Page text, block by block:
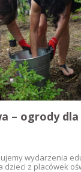
– ogrody
wydarzenia
dzieci z placówek